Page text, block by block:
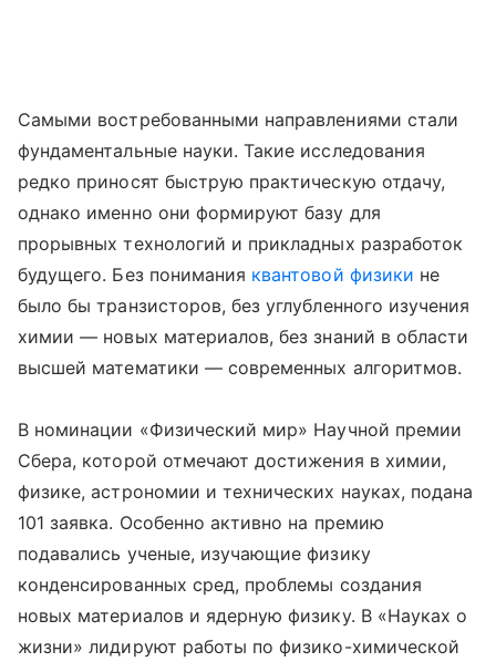
Самыми востребованными направлениями стали
фундаментальные науки. Такие исследования
редко приносят быструю практическую отдачу,
однако именно они формируют базу для
прорывных технологий и прикладных разработок
будущего. Без понимания квантовой физики не
было бы транзисторов, без углубленного изучения
химии — новых материалов, без знаний в области
высшей математики — современных алгоритмов.
В номинации «Физический мир» Научной премии
Сбера, которой отмечают достижения в химии,
физике, астрономии и технических науках, подана
101 заявка. Особенно активно на премию
подавались ученые, изучающие физику
конденсированных сред, проблемы создания
новых материалов и ядерную физику. В «Науках о
жизни» лидируют работы по физико-химической